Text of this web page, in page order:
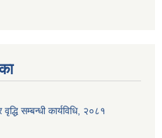
सम्बन्धी कार्यविधि, २०८१